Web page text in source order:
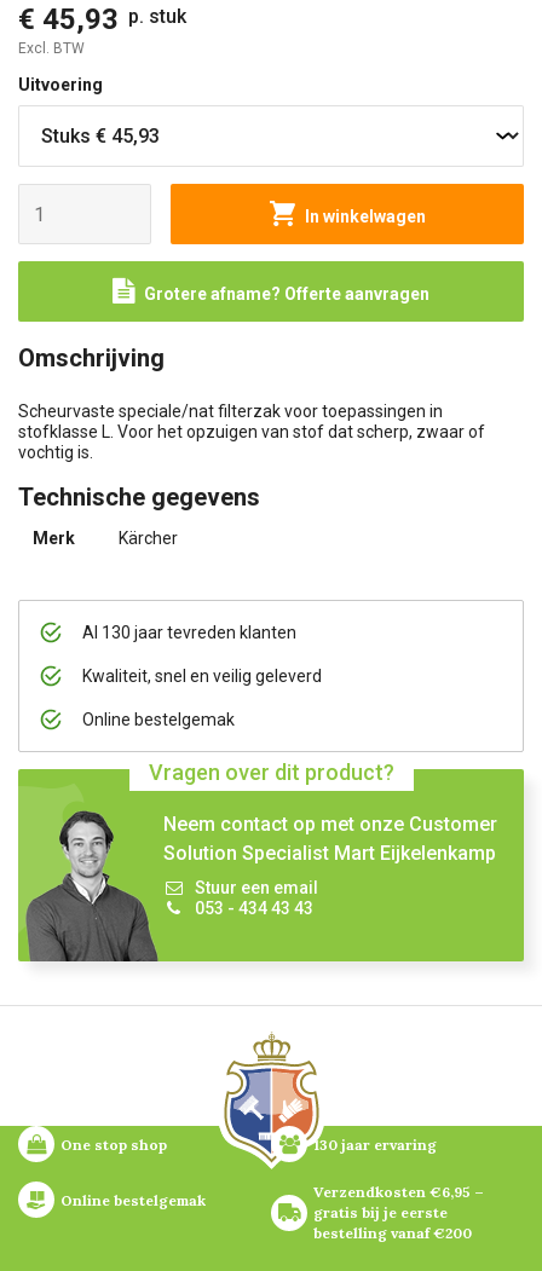
€ 45,93 p. stuk
Excl. BTW
Uitvoering
In winkelwagen
Grotere afname? Offerte aanvragen
Al 130 jaar tevreden klanten
Kwaliteit, snel en veilig geleverd
Online bestelgemak
Vragen over dit product?
Neem contact op met onze Customer
Solution Specialist Mart Eijkelenkamp
Stuur een email
053 - 434 43 43
Omschrijving
Scheurvaste speciale/nat filterzak voor toepassingen in
stofklasse L. Voor het opzuigen van stof dat scherp, zwaar of
vochtig is.
Technische gegevens
Merk Kärcher
One stop shop 130 jaar ervaring
Online bestelgemak
Verzendkosten €6,95 –
gratis bij je eerste
bestelling vanaf €200